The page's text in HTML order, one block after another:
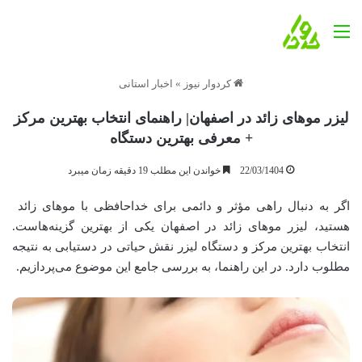
منو
کردوار نیوز » اخبار استانی
لیزر موهای زائد در اصفهان| راهنمای انتخاب بهترین مرکز
+ معرفی بهترین دستگاه
22/03/1404 خواندن این مطلب 19 دقیقه زمان میبرد
اگر به دنبال راهی مؤثر و دائمی برای خداحافظی با موهای زائد
هستید، لیزر موهای زائد در اصفهان یکی از بهترین گزینه‌هاست.
انتخاب بهترین مرکز و دستگاه لیزر نقش حیاتی در دستیابی به نتیجه
مطلوب دارد. در این راهنما، به بررسی جامع این موضوع می‌پردازیم.